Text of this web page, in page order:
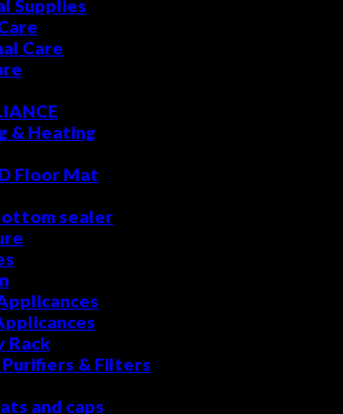
Supplies
Care
& Heating
Floor Mat
sealer
Rack
& Filters
and caps